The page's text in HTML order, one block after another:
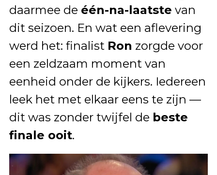
daarmee de één-na-laatste van
dit seizoen. En wat een aflevering
werd het: finalist Ron zorgde voor
een zeldzaam moment van
eenheid onder de kijkers. Iedereen
leek het met elkaar eens te zijn —
dit was zonder twijfel de beste
finale ooit.